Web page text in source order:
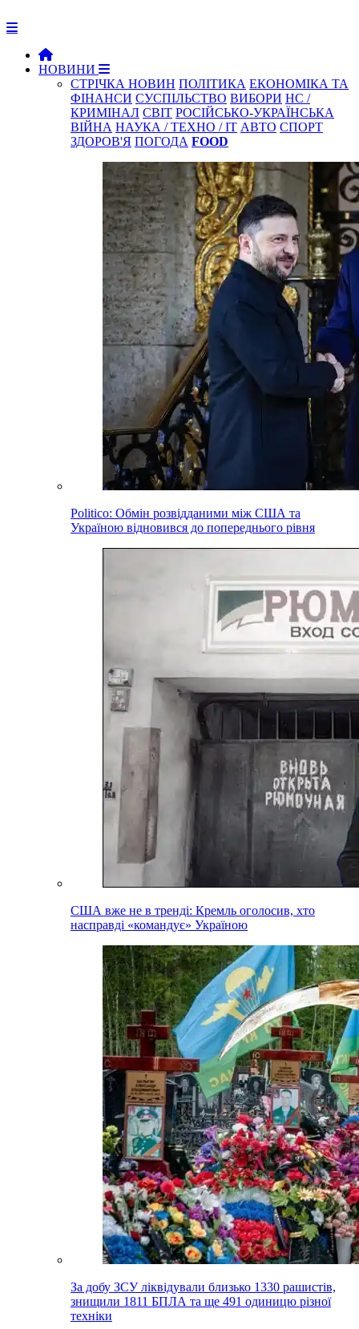
НОВИНИ
СТРІЧКА НОВИН ПОЛІТИКА ЕКОНОМІКА ТА
ФІНАНСИ СУСПІЛЬСТВО ВИБОРИ НС /
КРИМІНАЛ СВІТ РОСІЙСЬКО-УКРАЇНСЬКА
ВІЙНА НАУКА / ТЕХНО / IT АВТО СПОРТ
ЗДОРОВ'Я ПОГОДА FOOD
Politico: Обмін розвідданими між США та
Україною відновився до попереднього рівня
США вже не в тренді: Кремль оголосив, хто
насправді «командує» Україною
За добу ЗСУ ліквідували близько 1330 рашистів,
знищили 1811 БПЛА та ще 491 одиницю різної
техніки